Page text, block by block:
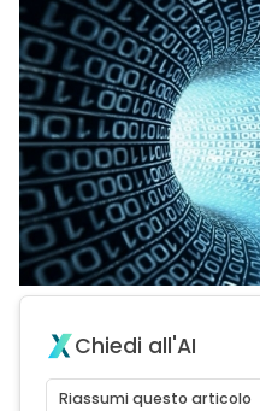
Chiedi all'AI
Riassumi questo articolo